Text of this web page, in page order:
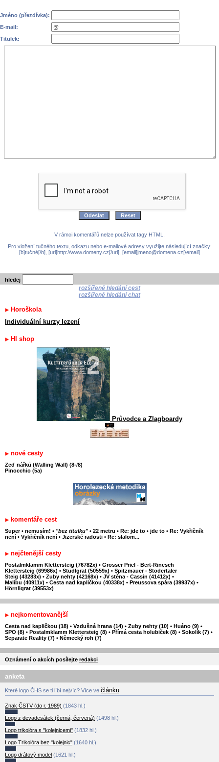
Jméno (přezdívka):
E-mail:
Titulek:
V rámci komentářů nelze používat tagy HTML.
Pro vložení tučného textu, odkazu nebo e-mailové adresy využijte následující značky:
[b]tučné[/b], [url]http://www.domeny.cz[/url], [email]jmeno@domena.cz[/email]
hledej
rozšířené hledání cest
rozšířené hledání chat
Horoškola
Individuální kurzy lezení
HI shop
Průvodce a Zlagboardy
nové cesty
Zeď nářků (Walling Wall) (8-/8)
Pinocchio (5a)
komentáře cest
Super • nemusím! • "bez titulku" • 22 metru • Re: jde to • jde to • Re: Vykřičník
není • Vykřičník není • Jizerské radosti • Re: slalom...
nejčtenější cesty
Postalmklamm Klettersteig (76782x) • Grosser Priel - Bert-Rinesch
Klettersteig (69986x) • Stüdlgrat (50559x) • Spitzmauer - Stodertaler
Steig (43283x) • Zuby nehty (42168x) • JV stěna - Cassin (41412x) •
Malibu (40911x) • Cesta nad kapličkou (40338x) • Preussova spára (39937x) •
Hörnligrat (39553x)
nejkomentovanější
Cesta nad kapličkou (18) • Vzdušná hrana (14) • Zuby nehty (10) • Huáno (9) •
SPO (8) • Postalmklamm Klettersteig (8) • Přímá cesta holubiček (8) • Sokolík (7) •
Separate Reality (7) • Německý roh (7)
Oznámení o akcích posílejte redakci
anketa
Které logo ČHS se ti líbí nejvíc? Více ve článku
Znak ČSTV (do r. 1989) (1843 hl.)
Logo z devadesátek (černá, červená) (1498 hl.)
Logo trikolóra s "kolejnicemi" (1832 hl.)
Logo Trikolóra bez "kolejnic" (1640 hl.)
Logo drátový model (1621 hl.)